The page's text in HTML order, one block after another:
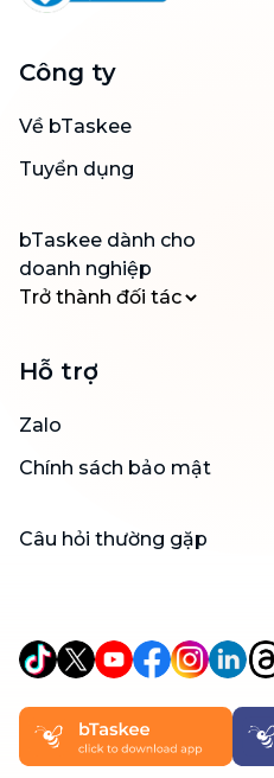
Công ty
Về bTaskee
Tuyển dụng
bTaskee dành cho
doanh nghiệp
Trở thành đối tác
Hỗ trợ
Zalo
Chính sách bảo mật
Câu hỏi thường gặp